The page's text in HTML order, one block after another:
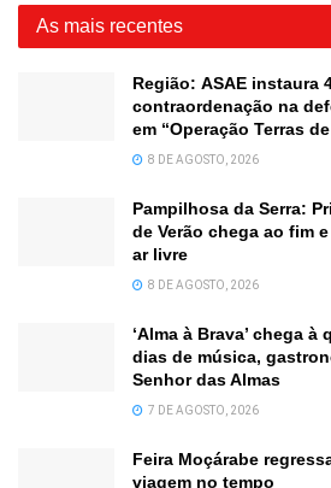
As mais recentes
Região: ASAE instaura
contraordenação na
em “Operação Terras
8 DE AGOSTO, 2026
Pampilhosa da Serra:
de Verão chega ao fim
ar livre
8 DE AGOSTO, 2026
‘Alma à Brava’ chega
dias de música,
Senhor das Almas
7 DE AGOSTO, 2026
Feira Moçárabe
viagem no tempo